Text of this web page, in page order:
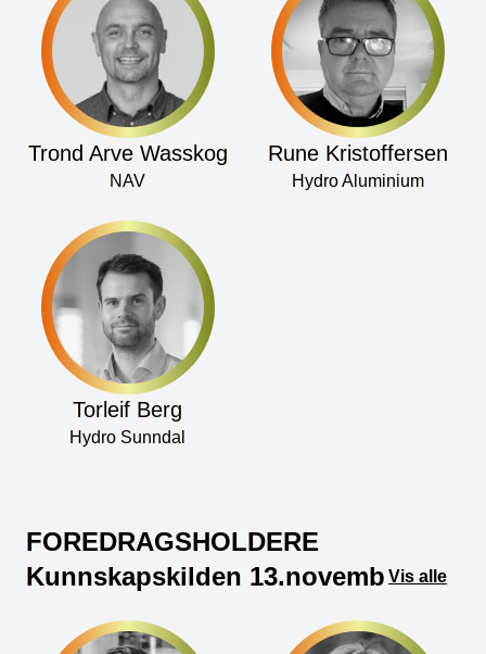
Trond Arve Wasskog
NAV
Rune Kristoffersen
Hydro Aluminium
Torleif Berg
Hydro Sunndal
FOREDRAGSHOLDERE
Kunnskapskilden 13.novemberVis alle